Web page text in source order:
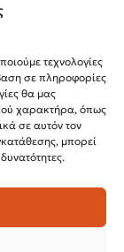
τεχνολογίες
σε πληροφορίες
θα μας
χαρακτήρα, όπως
σε αυτόν τον
μπορεί